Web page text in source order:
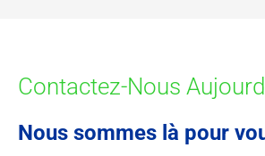
Contactez-Nous
Nous sommes là pour